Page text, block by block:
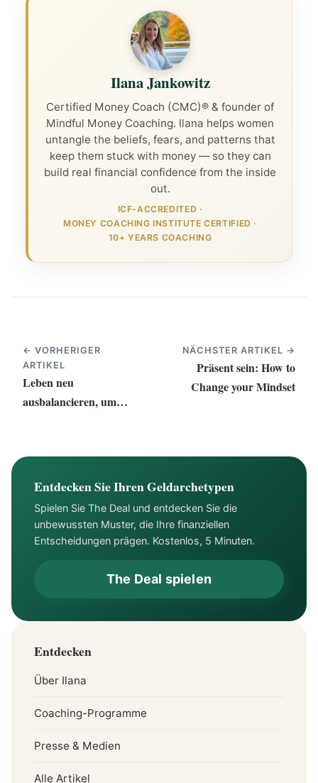
Ilana Jankowitz
Certified Money Coach (CMC)® & founder of
Mindful Money Coaching. Ilana helps women
untangle the beliefs, fears, and patterns that
keep them stuck with money — so they can
build real financial confidence from the inside
out.
ICF-ACCREDITED ·
MONEY COACHING INSTITUTE CERTIFIED ·
10+ YEARS COACHING
← VORHERIGER
ARTIKEL
Leben neu
ausbalancieren, um
NÄCHSTER ARTIKEL →
Präsent sein: How to
Change your Mindset
Entdecken Sie Ihren Geldarchetypen
Spielen Sie The Deal und entdecken Sie die
unbewussten Muster, die Ihre finanziellen
Entscheidungen prägen. Kostenlos, 5 Minuten.
The Deal spielen
Entdecken
Über Ilana
Coaching-Programme
Presse & Medien
Alle Artikel